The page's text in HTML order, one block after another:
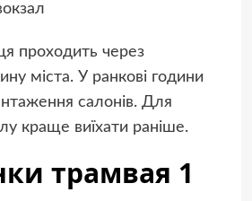
проходить через
міста. У ранкові години
салонів. Для
краще виїхати раніше.
трамвая 1